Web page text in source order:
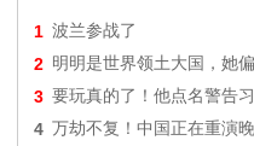
1 波兰参战了
2 明明是世界领土大国，她
3 要玩真的了！他点名警告
4 万劫不复！中国正在重演